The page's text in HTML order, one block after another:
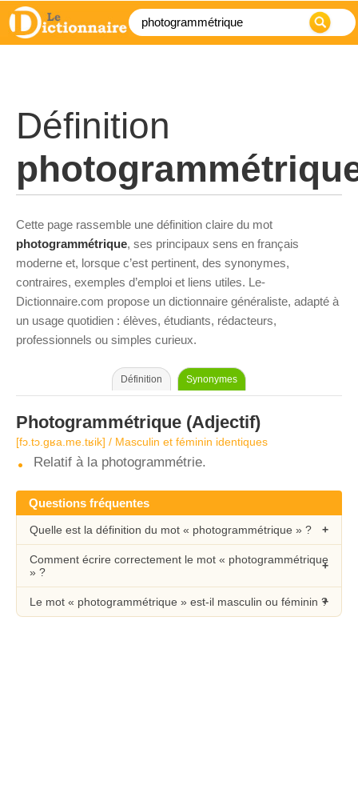
Définition
Cette page rassemble une définition claire du mot
photogrammétrique, ses principaux sens en français
moderne et, lorsque c’est pertinent, des synonymes,
contraires, exemples d’emploi et liens utiles. Le-
Dictionnaire.com propose un dictionnaire généraliste, adapté à
un usage quotidien : élèves, étudiants, rédacteurs,
professionnels ou simples curieux.
Définition Synonymes
Photogrammétrique (Adjectif)
[fɔ.tɔ.ɡʁa.me.tʁik] / Masculin et féminin identiques
Relatif à la photogrammétrie.
Questions fréquentes
Quelle est la définition du mot « photogrammétrique » ?
Comment écrire correctement le mot « photogrammétrique
» ?
Le mot « photogrammétrique » est-il masculin ou féminin ?